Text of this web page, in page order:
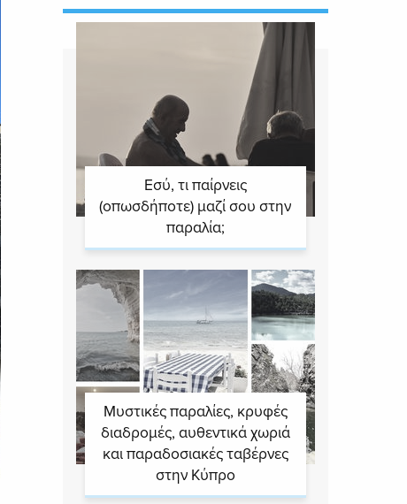
Εσύ, τι παίρνεις
(οπωσδήποτε) μαζί σου στην
παραλία;
Μυστικές παραλίες, κρυφές
διαδρομές, αυθεντικά χωριά
και παραδοσιακές ταβέρνες
στην Κύπρο